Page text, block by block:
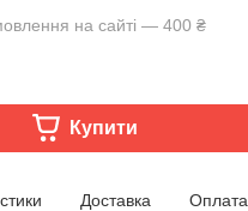
на сайті — 400 ₴
Купити
Доставка Оплата